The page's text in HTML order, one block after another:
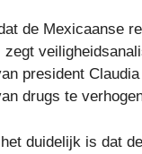
de Mexicaanse
zegt
president
drugs te
duidelijk is dat